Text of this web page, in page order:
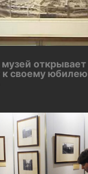
открывает
к своему юбилею